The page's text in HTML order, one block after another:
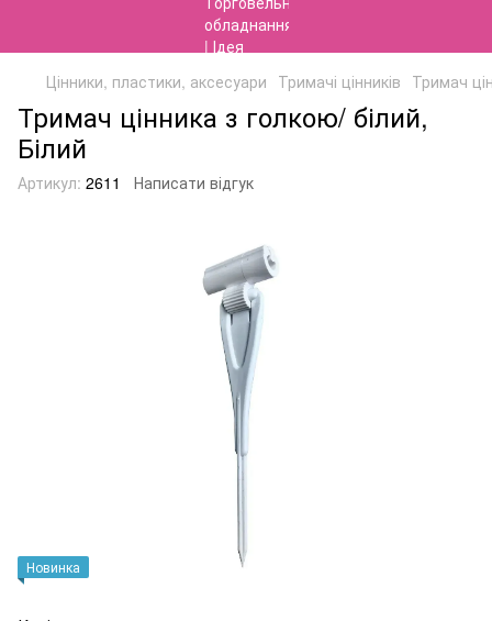
Цінники, пластики, аксесуари Тримачі цінників Тримач
Тримач цінника з голкою/ білий,
Білий
Артикул: 2611 Написати відгук
Новинка